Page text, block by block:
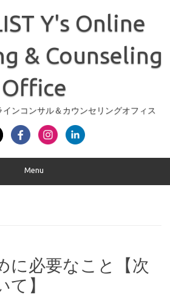
Y's Online
& Counseling
Office
インコンサル＆カウンセリングオフィス
Menu
に必要なこと【次
】